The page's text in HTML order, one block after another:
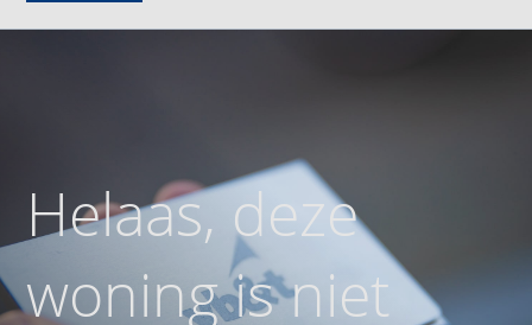
Helaas, deze
woning is niet